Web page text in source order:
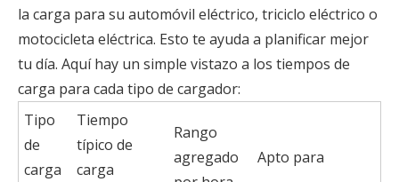
la carga para su automóvil eléctrico, triciclo eléctrico o
motocicleta eléctrica. Esto te ayuda a planificar mejor
tu día. Aquí hay un simple vistazo a los tiempos de
carga para cada tipo de cargador:
Tipo
de
carga
Tiempo
típico de
carga
Rango
agregado
Apto para